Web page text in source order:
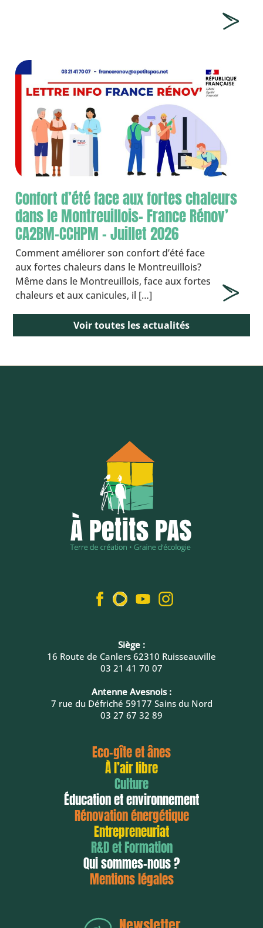
Confort d’été face aux fortes chaleurs
dans le Montreuillois- France Rénov’
CA2BM-CCHPM – Juillet 2026
Comment améliorer son confort d’été face
aux fortes chaleurs dans le Montreuillois?
Même dans le Montreuillois, face aux fortes
chaleurs et aux canicules, il […]
Voir toutes les actualités
Siège :
16 Route de Canlers 62310 Ruisseauville
03 21 41 70 07
Antenne Avesnois :
7 rue du Défriché 59177 Sains du Nord
03 27 67 32 89
Eco-gîte et ânes
À l’air libre
Culture
Éducation et environnement
Rénovation énergétique
Entrepreneuriat
R&D et Formation
Qui sommes-nous ?
Mentions légales